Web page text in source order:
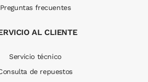
Preguntas frecuentes
AL CLIENTE
Servicio técnico
de repuestos